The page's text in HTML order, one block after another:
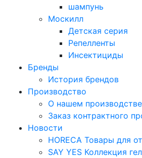
шампунь
Москилл
Детская серия
Репелленты
Инсектициды
Бренды
История брендов
Производство
О нашем производстве
Заказ контрактного
Новости
HORECA Товары для
SAY YES Коллекция